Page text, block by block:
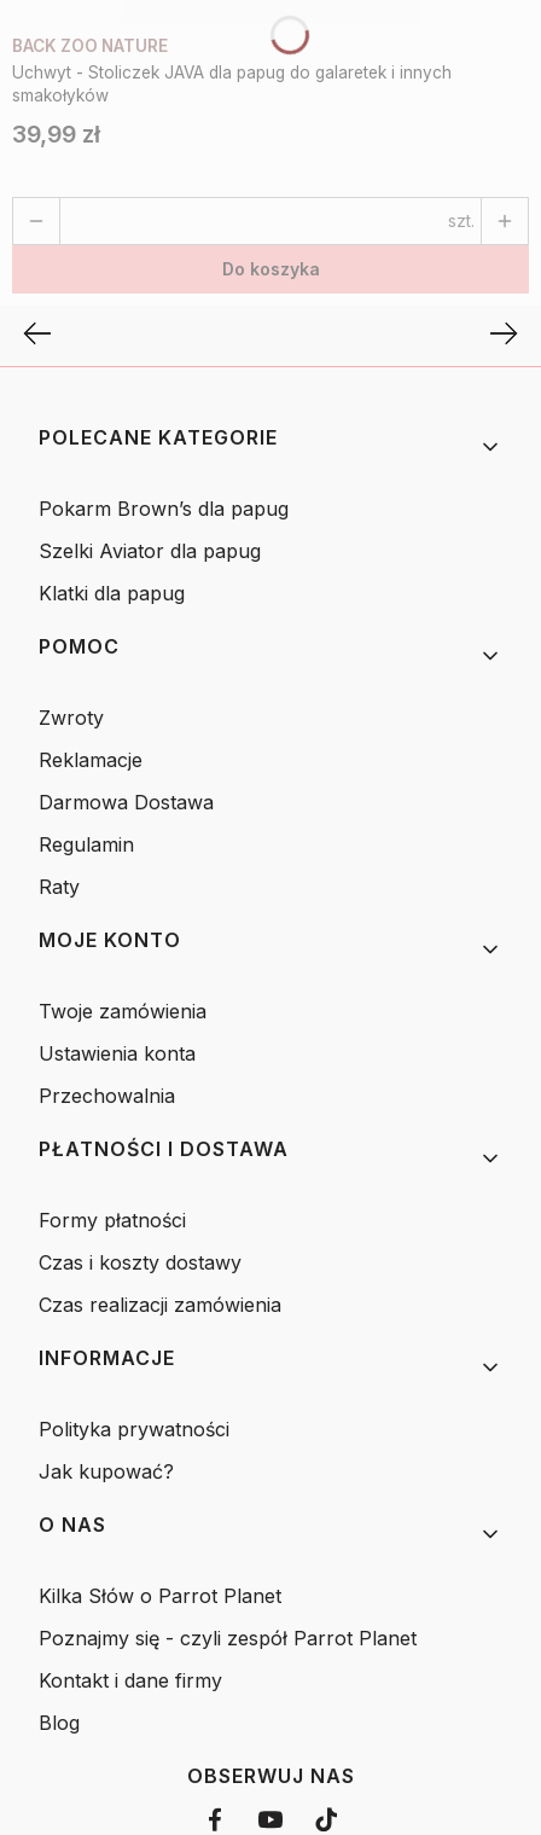
BACK ZOO NATURE
Uchwyt - Stoliczek JAVA dla papug do galaretek i innych
smakołyków
Cena
39,99 zł
szt.
Do koszyka
Linki w stopce
POLECANE KATEGORIE
Pokarm Brown’s dla papug
Szelki Aviator dla papug
Klatki dla papug
POMOC
Zwroty
Reklamacje
Darmowa Dostawa
Regulamin
Raty
MOJE KONTO
Twoje zamówienia
Ustawienia konta
Przechowalnia
PŁATNOŚCI I DOSTAWA
Formy płatności
Czas i koszty dostawy
Czas realizacji zamówienia
INFORMACJE
Polityka prywatności
Jak kupować?
O NAS
Kilka Słów o Parrot Planet
Poznajmy się - czyli zespół Parrot Planet
Kontakt i dane firmy
Blog
OBSERWUJ NAS